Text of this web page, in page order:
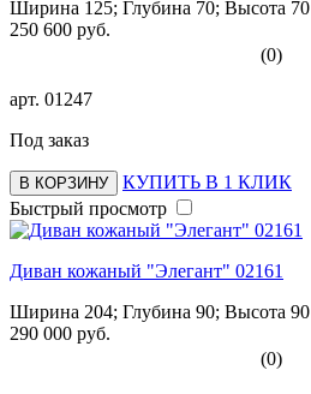
Ширина 125; Глубина 70; Высота 70
250 600 руб.
(0)
арт. 01247
Под заказ
В КОРЗИНУ
КУПИТЬ В 1 КЛИК
Быстрый просмотр
Диван кожаный "Элегант" 02161
Ширина 204; Глубина 90; Высота 90
290 000 руб.
(0)